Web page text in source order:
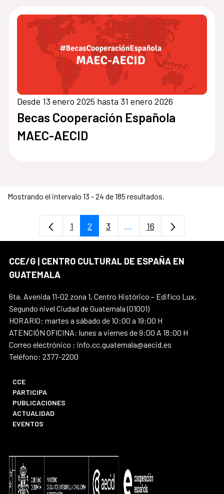
Desde 13 enero 2025 hasta 31 enero 2026
Becas Cooperación Española
MAEC-AECID
Mostrando el intervalo 13 - 24 de 185 resultados.
Página
1 Página
2 Página
3 ...Páginas intermedias
Página
16
CCE/G | CENTRO CULTURAL DE ESPAÑA EN
GUATEMALA
6ta. Avenida 11-02 zona 1, Centro Histórico – Edifico Lux,
Segundo nivel Ciudad de Guatemala (01001)
HORARIO: martes a sábado de 10:00 a 19:00 H
ATENCIÓN OFICINA: lunes a viernes de 9:00 A 18:00 H
Correo electrónico : info.cc.guatemala@aecid.es
Teléfono: 2377-2200
CCE
PARTICIPA
PUBLICACIONES
ACTUALIDAD
EVENTOS